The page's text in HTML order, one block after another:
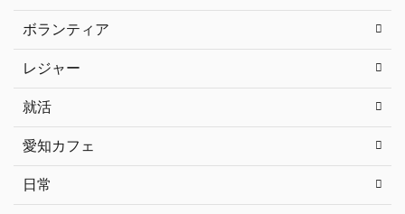
ボランティア
レジャー
就活
愛知カフェ
日常